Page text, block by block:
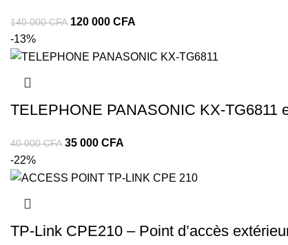
140 000CFA 120 000 CFA
-13%
TELEPHONE PANASONIC KX-TG6811
40 000CFA 35 000 CFA
-22%
TP‑Link CPE210 – Point d’accès